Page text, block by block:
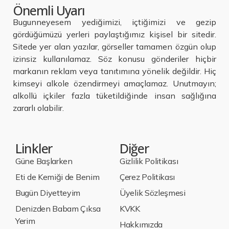
Önemli Uyarı
Bugunneyesem yediğimizi, içtiğimizi ve gezip
gördüğümüzü yerleri paylaştığımız kişisel bir sitedir.
Sitede yer alan yazılar, görseller tamamen özgün olup
izinsiz kullanılamaz. Söz konusu gönderiler hiçbir
markanın reklam veya tanıtımına yönelik değildir. Hiç
kimseyi alkole özendirmeyi amaçlamaz. Unutmayın;
alkollü içkiler fazla tüketildiğinde insan sağlığına
zararlı olabilir.
Linkler
Güne Başlarken
Eti de Kemiği de Benim
Bugün Diyetteyim
Denizden Babam Çıksa
Yerim
Diğer
Gizlilik Politikası
Çerez Politikası
Üyelik Sözleşmesi
KVKK
Hakkımızda